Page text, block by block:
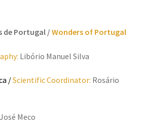
de Portugal / Wonders of Portugal
Libório Manuel Silva
/Scientific Coordinator: Rosário
José Meco